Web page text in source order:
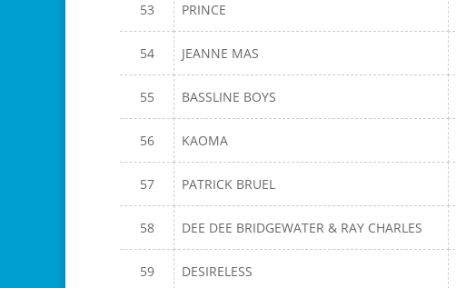
53 PRINCE
54 JEANNE MAS
55 BASSLINE BOYS
56 KAOMA
57 PATRICK BRUEL
58 DEE DEE BRIDGEWATER & RAY CHARLES
59 DESIRELESS